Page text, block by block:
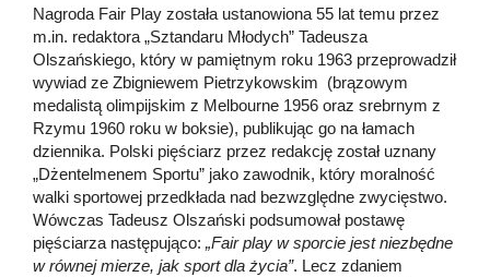
Nagroda Fair Play została ustanowiona 55 lat temu przez
m.in. redaktora „Sztandaru Młodych” Tadeusza
Olszańskiego, który w pamiętnym roku 1963 przeprowadził
wywiad ze Zbigniewem Pietrzykowskim (brązowym
medalistą olimpijskim z Melbourne 1956 oraz srebrnym z
Rzymu 1960 roku w boksie), publikując go na łamach
dziennika. Polski pięściarz przez redakcję został uznany
„Dżentelmenem Sportu” jako zawodnik, który moralność
walki sportowej przedkłada nad bezwzględne zwycięstwo.
Wówczas Tadeusz Olszański podsumował postawę
pięściarza następująco: „Fair play w sporcie jest niezbędne
w równej mierze, jak sport dla życia”. Lecz zdaniem